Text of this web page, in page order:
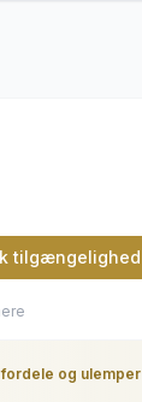
tilgængelighed
fordele og ulemper